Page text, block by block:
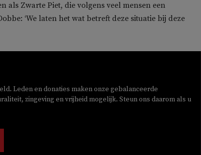
als Zwarte Piet, die volgens veel mensen een
‘We laten het wat betreft deze situatie bij deze
Leden en donaties maken onze gebalanceerde
zingeving en vrijheid mogelijk. Steun ons daarom als u